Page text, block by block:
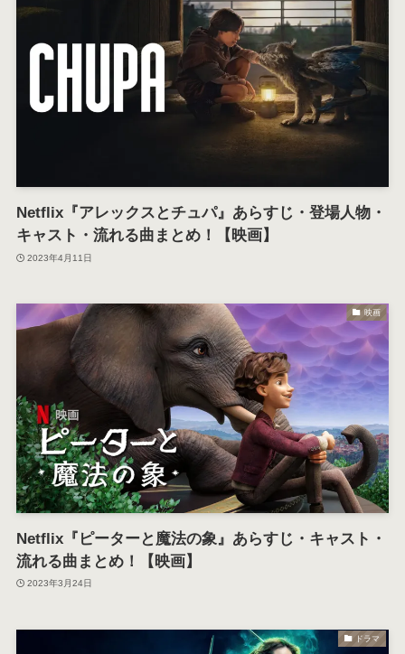
Netflix『アレックスとチュパ』あらすじ・登場人物・
キャスト・流れる曲まとめ！【映画】
2023年4月11日
映画
Netflix『ピーターと魔法の象』あらすじ・キャスト・
流れる曲まとめ！【映画】
2023年3月24日
ドラマ